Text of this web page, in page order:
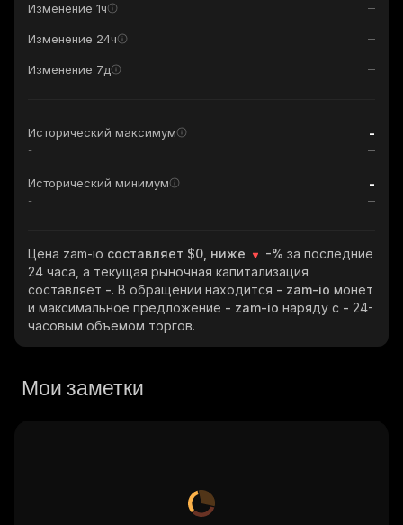
Изменение 1ч
Изменение 24ч
Изменение 7д
Исторический максимум -
-
Исторический минимум -
-
Цена zam-io составляет $0, ниже -% за последние
24 часа, а текущая рыночная капитализация
составляет -. В обращении находится - zam-io монет
и максимальное предложение - zam-io наряду с - 24-
часовым объемом торгов.
Мои заметки